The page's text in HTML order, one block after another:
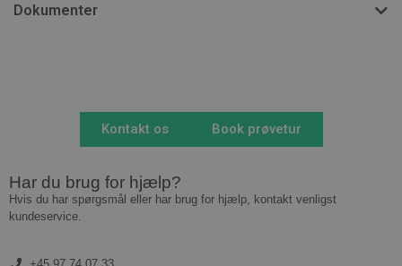
Dokumenter
Kontakt os Book prøvetur
Har du brug for hjælp?
Hvis du har spørgsmål eller har brug for hjælp, kontakt venligst
kundeservice.